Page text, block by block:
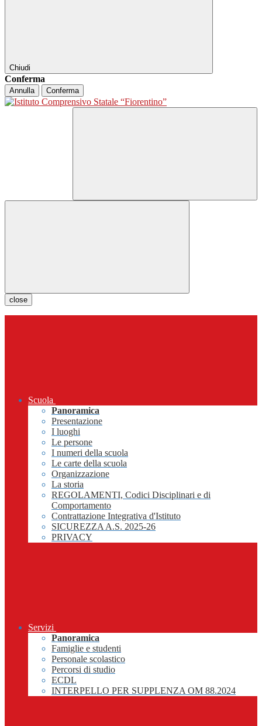
Chiudi
Conferma
Annulla Conferma
close
Scuola
Panoramica
Presentazione
I luoghi
Le persone
I numeri della scuola
Le carte della scuola
Organizzazione
La storia
REGOLAMENTI, Codici Disciplinari e di
Comportamento
Contrattazione Integrativa d'Istituto
SICUREZZA A.S. 2025-26
PRIVACY
Servizi
Panoramica
Famiglie e studenti
Personale scolastico
Percorsi di studio
ECDL
INTERPELLO PER SUPPLENZA OM 88.2024